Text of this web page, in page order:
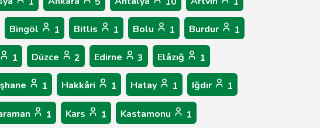
Bingöl 1 Bitlis 1 Bolu 1 Burdur 1
1 Düzce 2 Edirne 3 Elâzığ 1
1 Hakkâri 1 Hatay 1 Iğdır 1
1 Kars 1 Kastamonu 1